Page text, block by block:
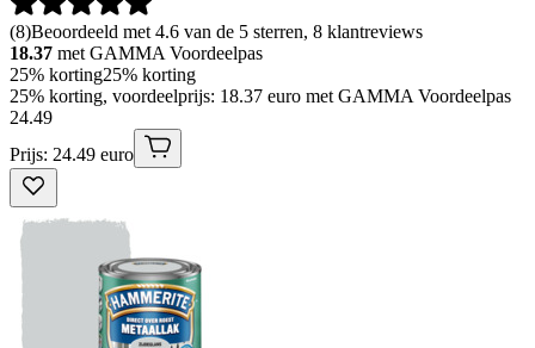
(8)Beoordeeld met 4.6 van de 5 sterren, 8 klantreviews
18.37 met GAMMA Voordeelpas
25% korting25% korting
25% korting, voordeelprijs: 18.37 euro met GAMMA Voordeelpas
24.49
Prijs: 24.49 euro